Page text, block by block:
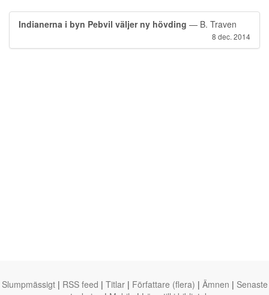
Indianerna i byn Pebvil väljer ny hövding — B. Traven
8 dec. 2014
Slumpmässigt | RSS feed | Titlar | Författare (flera) | Ämnen | Senaste